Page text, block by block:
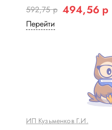
592,75 р 494,56 р
Перейти
ИП Кузьменков Г.И.